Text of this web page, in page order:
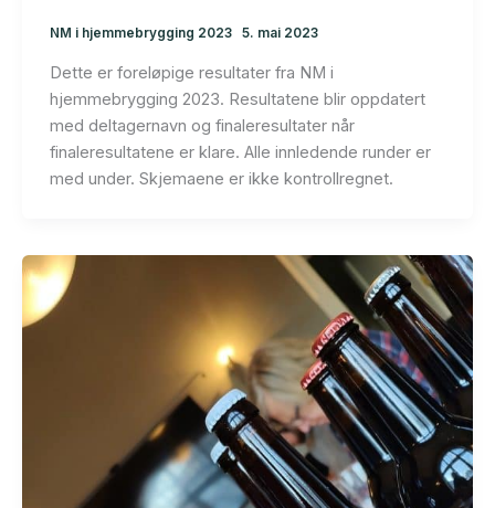
NM i hjemmebrygging 2023 5. mai 2023
Dette er foreløpige resultater fra NM i
hjemmebrygging 2023. Resultatene blir oppdatert
med deltagernavn og finaleresultater når
finaleresultatene er klare. Alle innledende runder er
med under. Skjemaene er ikke kontrollregnet.